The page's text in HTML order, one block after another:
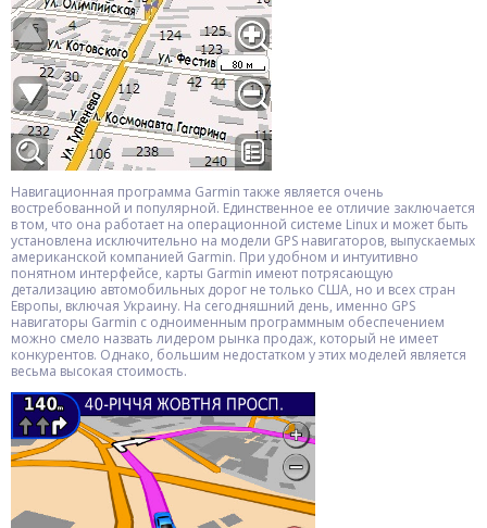
Навигационная программа Garmin также является очень
востребованной и популярной. Единственное ее отличие заключается
в том, что она работает на операционной системе Linux и может быть
установлена исключительно на модели GPS навигаторов, выпускаемых
американской компанией Garmin. При удобном и интуитивно
понятном интерфейсе, карты Garmin имеют потрясающую
детализацию автомобильных дорог не только США, но и всех стран
Европы, включая Украину. На сегодняшний день, именно GPS
навигаторы Garmin с одноименным программным обеспечением
можно смело назвать лидером рынка продаж, который не имеет
конкурентов. Однако, большим недостатком у этих моделей является
весьма высокая стоимость.